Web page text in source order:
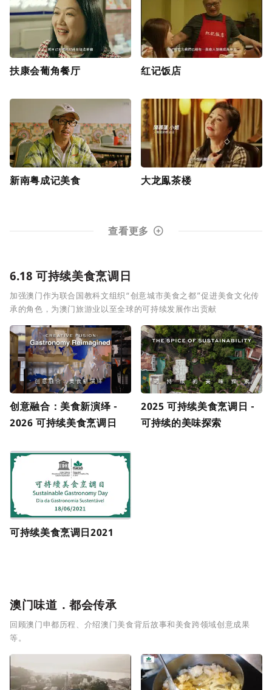
扶康会葡角餐厅 红记饭店
新南粤成记美食 大龙鳯茶楼
查看更多
6.18 可持续美食烹调日
加强澳门作为联合国教科文组织“创意城市美食之都”促进美食文化传
承的角色，为澳门旅游业以至全球的可持续发展作出贡献
创意融合：美食新演绎 -
2026 可持续美食烹调日
2025 可持续美食烹调日 -
可持续的美味探索
可持续美食烹调日2021
澳门味道．都会传承
回顾澳门申都历程、介绍澳门美食背后故事和美食跨领域创意成果
等。